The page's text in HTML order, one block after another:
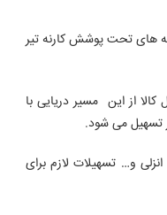
مازندران، در روز دوشنبه (۲۶ آبان ماه) و ارسال محموله های تحت پوشش کارنه تیر
از این مسیر دریایی با
تسهیل می شود.
انزلی و… تسهیلات لازم برای